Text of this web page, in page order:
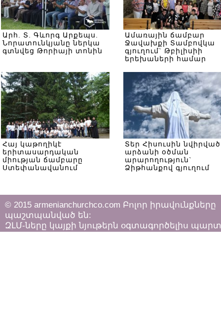
Արհ. Տ. Գևորգ Արքեպս.
Նորատունկյանը ներկա
գտնվեց Թորիայի տոնին
Ամառային ճամբար
Ջավախքի Տամբովկա
գյուղում` Թբիլիսիի
երեխաների համար
Հայ կաթողիկէ
երիտասարդական
միության ճամբարը
Ստեփանավանում
Տեր Հիսուսին նվիրված
արձանի օծման
արարողություն`
Ձիթհանքով գյուղում
© 2015 armenianchurchco.com Բոլոր իրավունքները
պաշտպանված են:
ԶԼՄ-ները կայքի նյութերն օգտագործելիս